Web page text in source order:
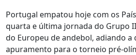
Portugal empatou hoje com os
quarta e última jornada do Grupo
do Europeu de andebol, adiando a
apuramento para o torneio pré-